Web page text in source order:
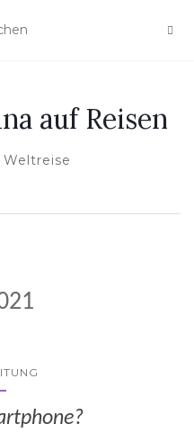
auf Reisen